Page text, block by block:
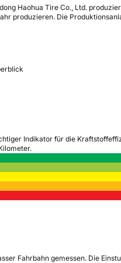
Haohua Tire Co., Ltd.
produzieren. Die
Indikator für die
Fahrbahn gemessen. Die